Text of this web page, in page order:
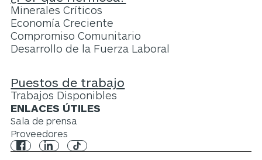
Minerales Críticos
Economía Creciente
Compromiso Comunitario
Desarrollo de la Fuerza Laboral
Puestos de trabajo
Trabajos Disponibles
ENLACES ÚTILES
Sala de prensa
Proveedores